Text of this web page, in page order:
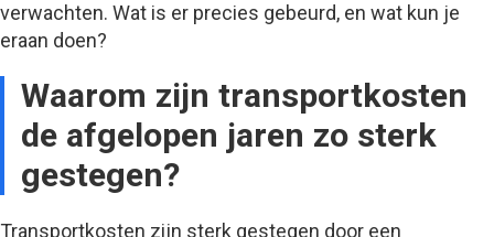
verwachten. Wat is er precies gebeurd, en wat kun je
eraan doen?
Waarom zijn transportkosten
de afgelopen jaren zo sterk
gestegen?
Transportkosten zijn sterk gestegen door een